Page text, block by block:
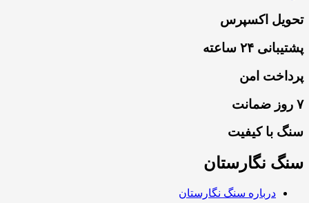
تحویل اکسپرس
پشتیبانی ۲۴ ساعته
پرداخت امن
۷ روز ضمانت
سنگ با کیفیت
سنگ نگارستان
درباره سنگ نگارستان